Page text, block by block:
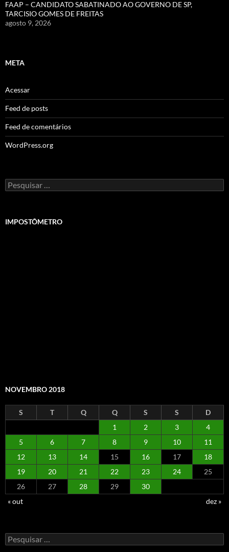
FAAP – CANDIDATO SABATINADO AO GOVERNO DE SP,
TARCISIO GOMES DE FREITAS
agosto 9, 2026
META
Acessar
Feed de posts
Feed de comentários
WordPress.org
Pesquisar
por:
IMPOSTÔMETRO
NOVEMBRO 2018
S T Q Q S S
D
1
2 3
4
5
6 7 8 9 10
11
12
13 14 15 16 17
18
19
20 21 22 23 24
25
26
27 28 29
30
« out
dez »
Pesquisar
por: